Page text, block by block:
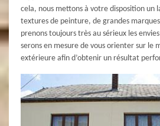
cela, nous mettons à votre disposition un
textures de peinture, de grandes
prenons toujours très au sérieux les
serons en mesure de vous orienter sur le
extérieure afin d’obtenir un résultat